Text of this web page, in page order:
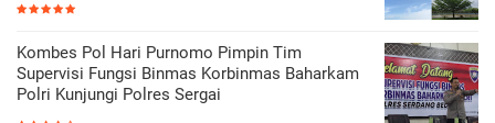
Kombes Pol Hari Purnomo Pimpin Tim
Supervisi Fungsi Binmas Korbinmas Baharkam
Polri Kunjungi Polres Sergai